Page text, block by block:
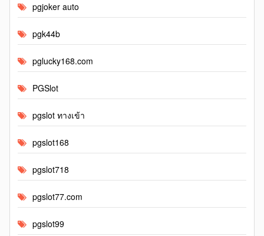
pgjoker auto
pgk44b
pglucky168.com
PGSlot
pgslot ทางเข้า
pgslot168
pgslot718
pgslot77.com
pgslot99